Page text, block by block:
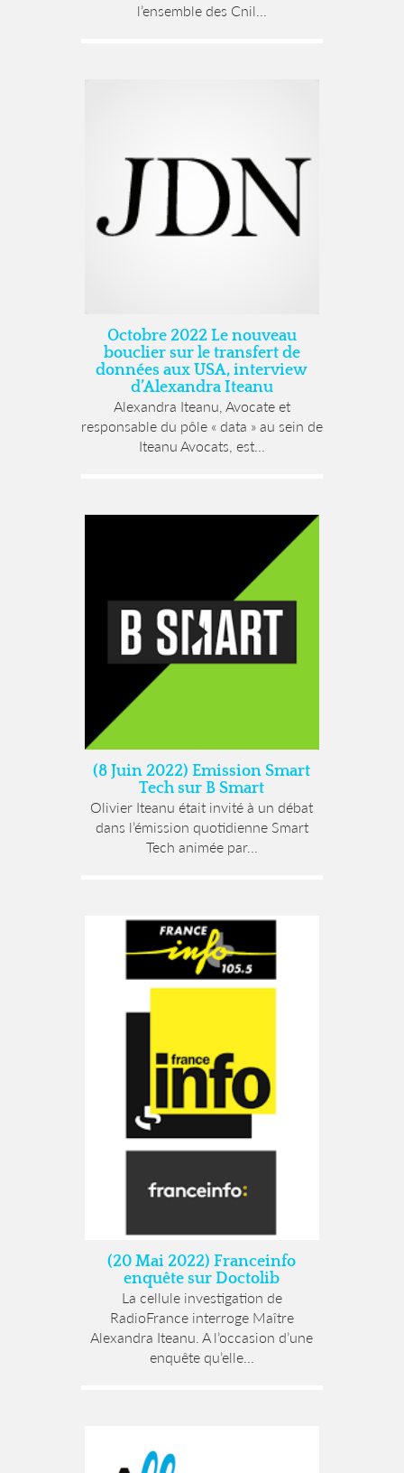
l’ensemble des Cnil...
Octobre 2022 Le nouveau
bouclier sur le transfert de
données aux USA, interview
d’Alexandra Iteanu
Alexandra Iteanu, Avocate et
responsable du pôle « data » au sein de
Iteanu Avocats, est...
(8 Juin 2022) Emission Smart
Tech sur B Smart
Olivier Iteanu était invité à un débat
dans l’émission quotidienne Smart
Tech animée par...
(20 Mai 2022) Franceinfo
enquête sur Doctolib
La cellule investigation de
RadioFrance interroge Maître
Alexandra Iteanu. A l’occasion d’une
enquête qu’elle...